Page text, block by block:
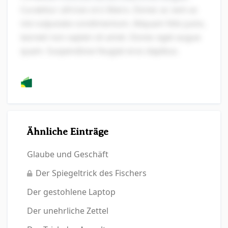
Ähnliche Einträge
Glaube und Geschäft
Der Spiegeltrick des Fischers
Der gestohlene Laptop
Der unehrliche Zettel